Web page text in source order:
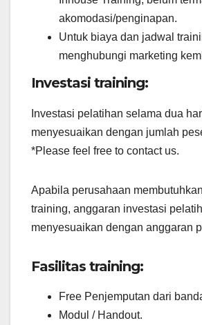
akomodasi/penginapan.
Untuk biaya dan jadwal
menghubungi marketing
Investasi training:
Investasi pelatihan selama dua
menyesuaikan dengan jumlah
*Please feel free to contact us.
Apabila perusahaan
training, anggaran investasi
menyesuaikan dengan anggaran
Fasilitas training:
Free Penjemputan dari
Modul / Handout.